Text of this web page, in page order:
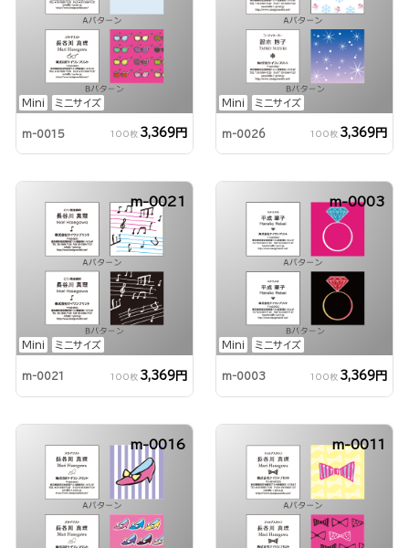
Mini ミニサイズ
m-0015 100枚 3,369円
Mini ミニサイズ
m-0026 100枚 3,369円
Mini ミニサイズ
m-0021
m-0021 100枚 3,369円
Mini ミニサイズ
m-0003
m-0003 100枚 3,369円
m-0016 m-0011